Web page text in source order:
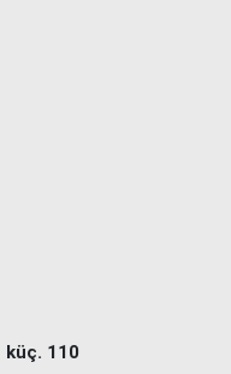
küç. 110